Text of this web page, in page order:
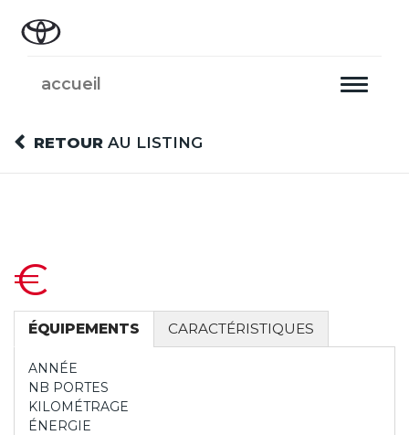
Toggle
accueil
RETOUR AU LISTING
€
ÉQUIPEMENTS CARACTÉRISTIQUES
ANNÉE
NB PORTES
KILOMÉTRAGE
ÉNERGIE